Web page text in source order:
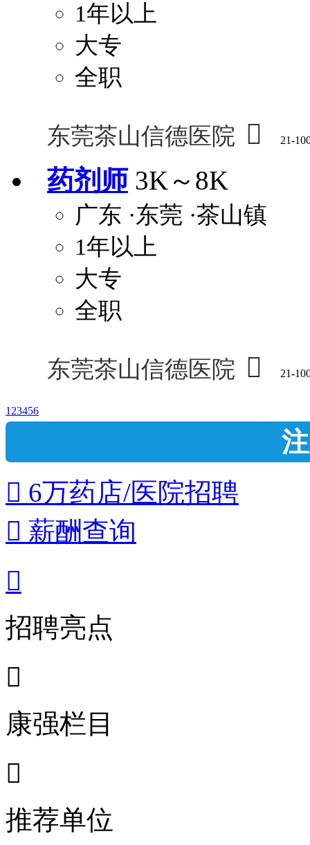
1年以上
大专
全职
东莞茶山信德医院  21-
药剂师 3K～8K
广东 ·东莞 ·茶山镇
1年以上
大专
全职
东莞茶山信德医院  21-
1 23456
 6万药店/医院招聘
 薪酬查询

招聘亮点

康强栏目

推荐单位